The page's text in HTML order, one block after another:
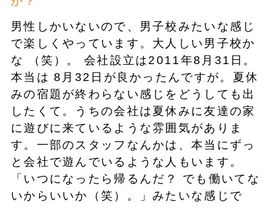
男性しかいないので、男子校みたいな感じ
で楽しくやっています。大人しい男子校か
な （笑）。 会社設立は2011年8月31日。
本当は 8月32日が良かったんですが。夏休
みの宿題が終わらない感じをどうしても出
したくて。うちの会社は夏休みに友達の家
に遊びに来ているような雰囲気がありま
す。一部のスタッフなんかは、本当にずっ
と会社で遊んでいるような人もいます。
「いつになったら帰るんだ？ でも働いてな
いからいいか（笑）。」みたいな感じで